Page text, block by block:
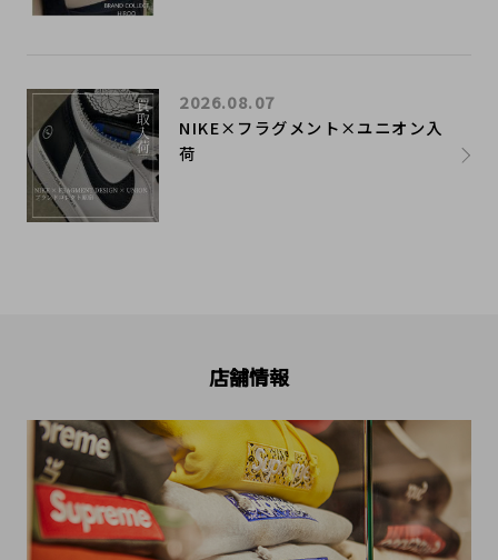
NIKE×フラグメント×ユニオン入
荷
2026.08.07
店舗情報